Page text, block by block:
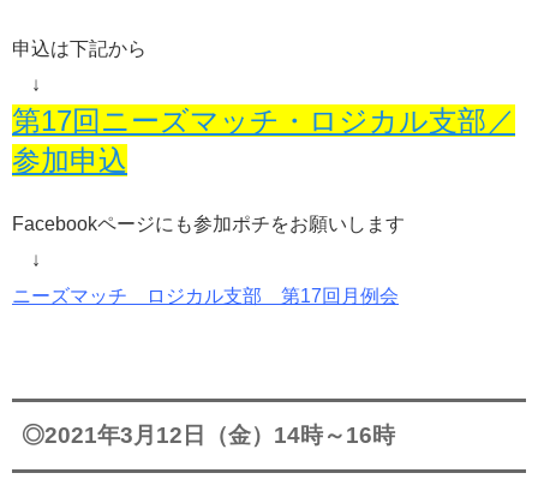
申込は下記から
↓
第17回ニーズマッチ・ロジカル支部／
参加申込
Facebookページにも参加ポチをお願いします
↓
ニーズマッチ ロジカル支部 第17回月例会
◎2021年3月12日（金）14時～16時